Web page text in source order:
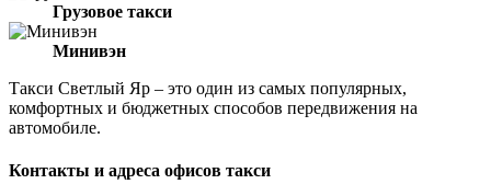
Грузовое такси
Минивэн
Такси Светлый Яр – это один из самых популярных,
комфортных и бюджетных способов передвижения на
автомобиле.
Контакты и адреса офисов такси